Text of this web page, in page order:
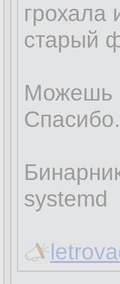
грохала
старый
Можешь
Спасибо.
systemd